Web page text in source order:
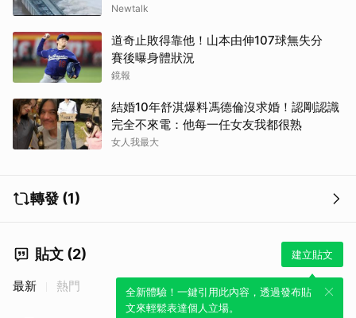
Newtalk
道奇止敗得靠他！山本由伸107球無失分
賽後曝身體狀況
鏡報
結婚10年舒淇爆料馮德倫沒求婚！認剛認識
完全不來電：他每一任女友我都很熟
女人我最大
轉發 (1)
貼文 (2) 建立貼文
全新體驗！一鍵引用此內容，透過發布貼
文來輕鬆表達個人立場。
最新 熱門